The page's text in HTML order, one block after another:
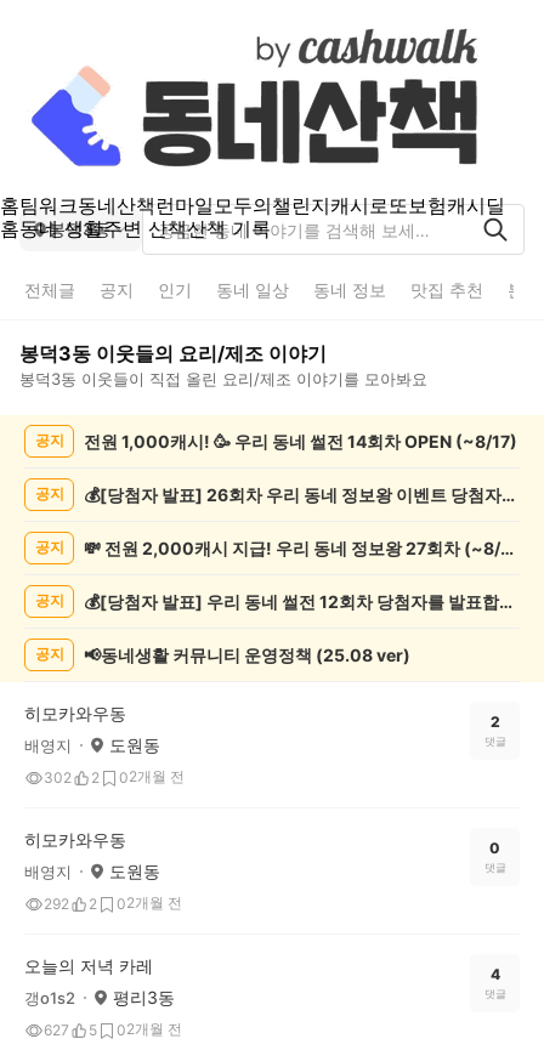
홈팀워크동네산책런마일모두의챌린지캐시로또보험캐시딜
홈동네 생활주변 산책산책 기록
봉덕3동
전체글 공지 인기 동네 일상 동네 정보 맛집 추천 분
봉덕3동 이웃들의 요리/제조 이야기
봉덕3동 이웃들이 직접 올린 요리/제조 이야기를 모아봐요
리/
목
공지 전원 1,000캐시! 🥳 우리 동네 썰전 14회차 OPEN (~8/17)
공지 💰[당첨자 발표] 26회차 우리 동네 정보왕 이벤트 당첨자를 발표합니다!
공지 💸 전원 2,000캐시 지급! 우리 동네 정보왕 27회차 (~8/10)
공지 💰[당첨자 발표] 우리 동네 썰전 12회차 당첨자를 발표합니다!
공지 📢동네생활 커뮤니티 운영정책 (25.08 ver)
히모카와우동
배영지 도원동
302 2 02개월 전
2
댓글
히모카와우동
배영지 도원동
292 2 02개월 전
0
댓글
오늘의 저녁 카레
갱o1s2 평리3동
627 5 02개월 전
4
댓글